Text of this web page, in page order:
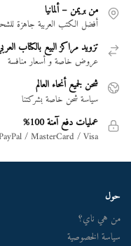
من بريمن – ألمانيا
أفضل الكتب العربية جاهزة
تزويد مراكز البيع بالكتاب
عروض خاصة و أسعار منافسة
شحن لجميع أنحاء العالم
سياسة شحن خاصة بشركتنا
عمليات دفع آمنة 100%
/ MasterCard / Visa
حول
من هي ناي؟
سياسة الخصوصية